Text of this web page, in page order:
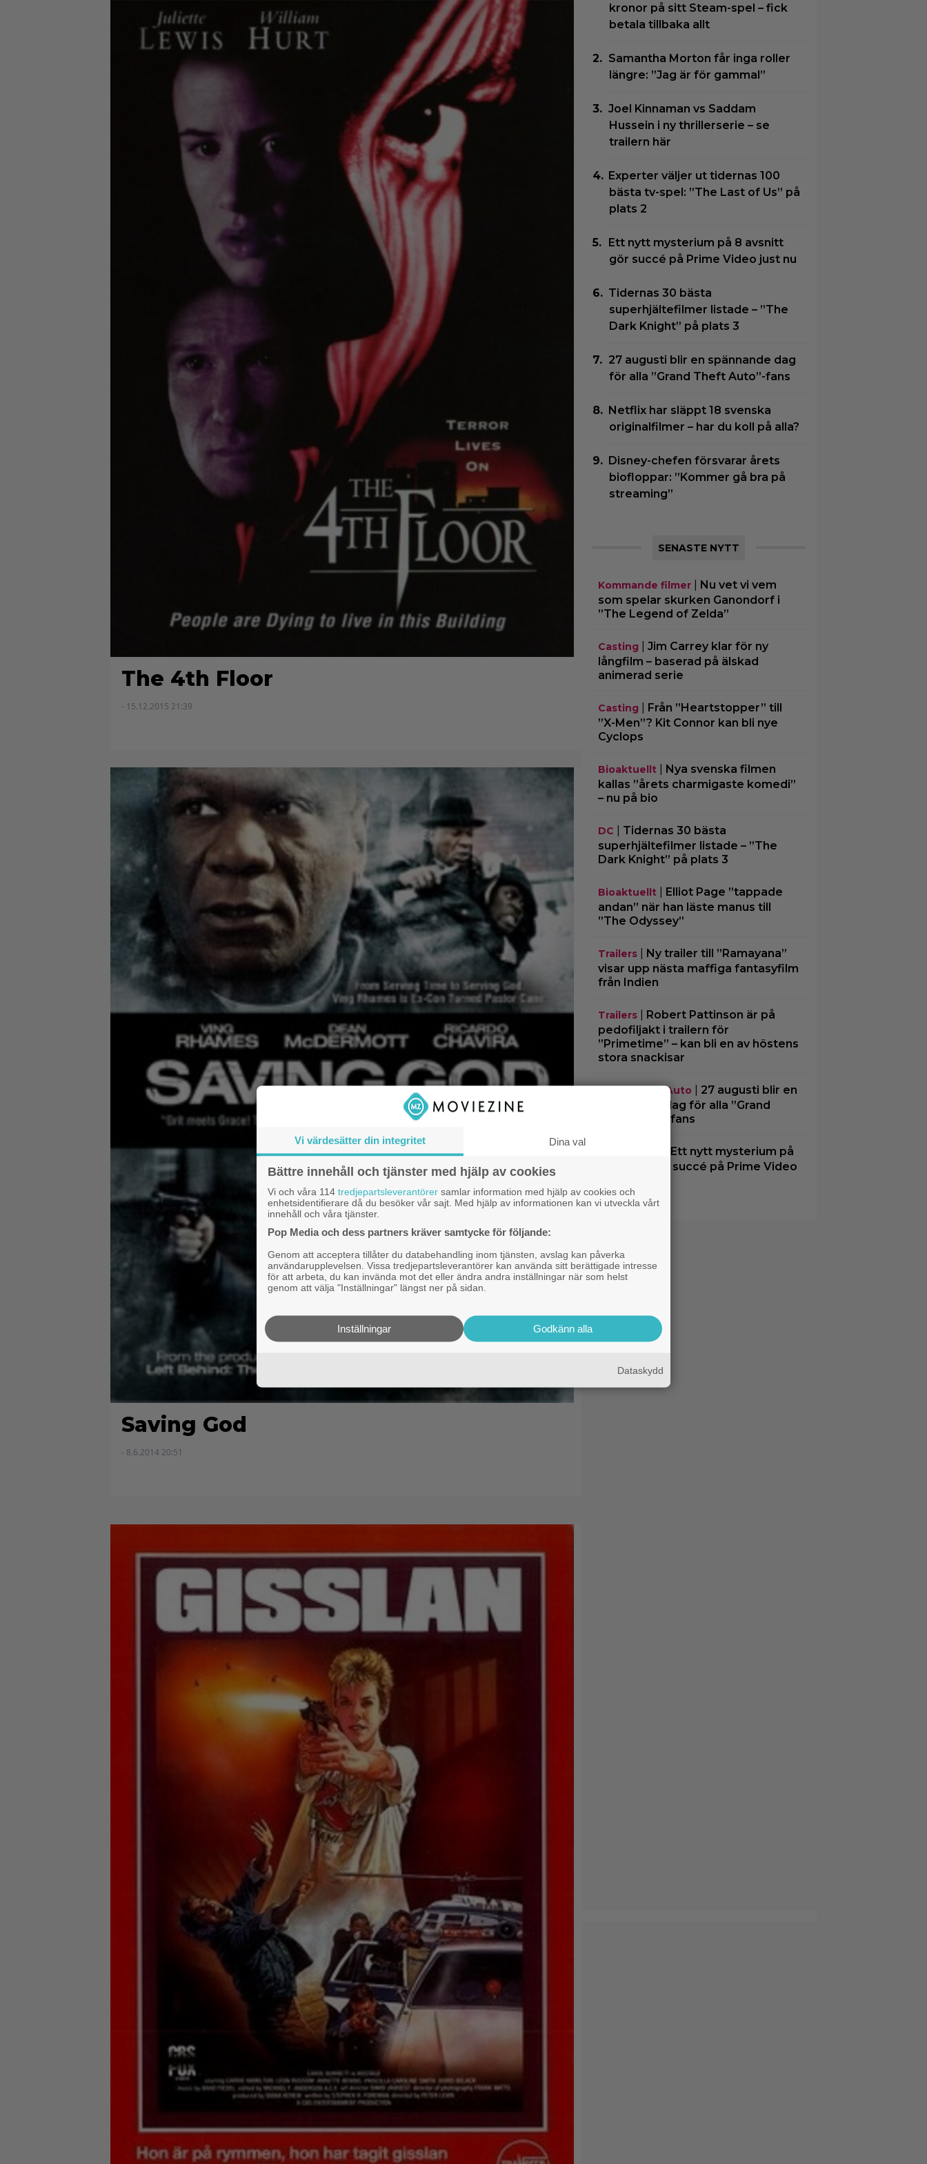
The 4th Floor
- 15.12.2015 21:39
Saving God
- 8.6.2014 20:51
kronor på sitt Steam-spel – fick
betala tillbaka allt
Samantha Morton får inga roller
längre: ”Jag är för gammal”
Joel Kinnaman vs Saddam
Hussein i ny thrillerserie – se
trailern här
Experter väljer ut tidernas 100
bästa tv-spel: ”The Last of Us” på
plats 2
Ett nytt mysterium på 8 avsnitt
gör succé på Prime Video just nu
Tidernas 30 bästa
superhjältefilmer listade – ”The
Dark Knight” på plats 3
27 augusti blir en spännande dag
för alla ”Grand Theft Auto”-fans
Netflix har släppt 18 svenska
originalfilmer – har du koll på alla?
Disney-chefen försvarar årets
biofloppar: ”Kommer gå bra på
streaming”
SENASTE NYTT
Kommande filmer| Nu vet vi vem
som spelar skurken Ganondorf i
”The Legend of Zelda”
Casting
Jim Carrey klar för ny
långfilm – baserad på älskad
animerad serie
Casting
Från ”Heartstopper” till
”X-Men”? Kit Connor kan bli nye
Cyclops
Bioaktuellt| Nya svenska filmen
kallas ”årets charmigaste komedi”
– nu på bio
DC
Tidernas 30 bästa
superhjältefilmer listade – ”The
Dark Knight” på plats 3
Bioaktuellt| Elliot Page ”tappade
andan” när han läste manus till
”The Odyssey”
Trailers| Ny trailer till ”Ramayana”
visar upp nästa maffiga fantasyfilm
från Indien
Trailers| Robert Pattinson är på
pedofiljakt i trailern för
”Primetime” – kan bli en av höstens
stora snackisar
Grand Theft Auto
27 augusti blir en
spännande dag för alla ”Grand
Theft Auto”-fans
Ett nytt mysterium på
8 avsnitt gör succé på Prime Video
Vi värdesätter din integritet Dina val
Bättre innehåll och tjänster med hjälp av cookies
Vi och våra 114 tredjepartsleverantörer samlar information med hjälp av cookies och
enhetsidentifierare då du besöker vår sajt. Med hjälp av informationen kan vi utveckla vårt
innehåll och våra tjänster.
Pop Media och dess partners kräver samtycke för följande:
Genom att acceptera tillåter du databehandling inom tjänsten, avslag kan påverka
användarupplevelsen. Vissa tredjepartsleverantörer kan använda sitt berättigade intresse
för att arbeta, du kan invända mot det eller ändra andra inställningar när som helst
genom att välja "Inställningar" längst ner på sidan.
Godkänn alla
Inställningar
Dataskydd